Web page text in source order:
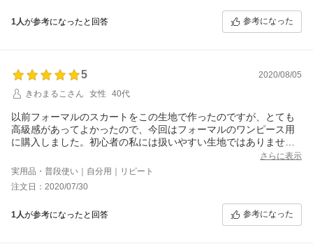
ただ、サテンのつるんとした生地やニット地ほどではないです
が、縫うのに少しだけコツがいりますね。厚みがあるせいか縫い
1人が参考になったと回答 参考になった
5
2020/08/05
きわまるこさん
女性 40代
以前フォーマルのスカートをこの生地で作ったのですが、とても
高級感があってよかったので、今回はフォーマルのワンピース用
に購入しました。初心者の私には扱いやすい生地ではありません
が、上手に作れればとても素敵なお洋服ができると思います。
さらに表示
実用品・普段使い｜自分用｜リピート
注文日：2020/07/30
1人が参考になったと回答 参考になった